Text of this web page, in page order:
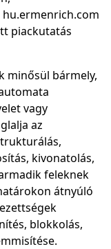
piackutatás
minősül bármely,
vagy
az
kivonatolás,
feleknek
átnyúló
blokkolás,